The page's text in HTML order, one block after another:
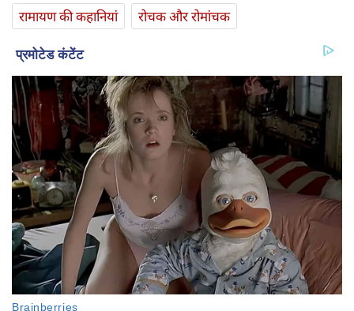
रामायण की कहानियां
रोचक और रोमांचक